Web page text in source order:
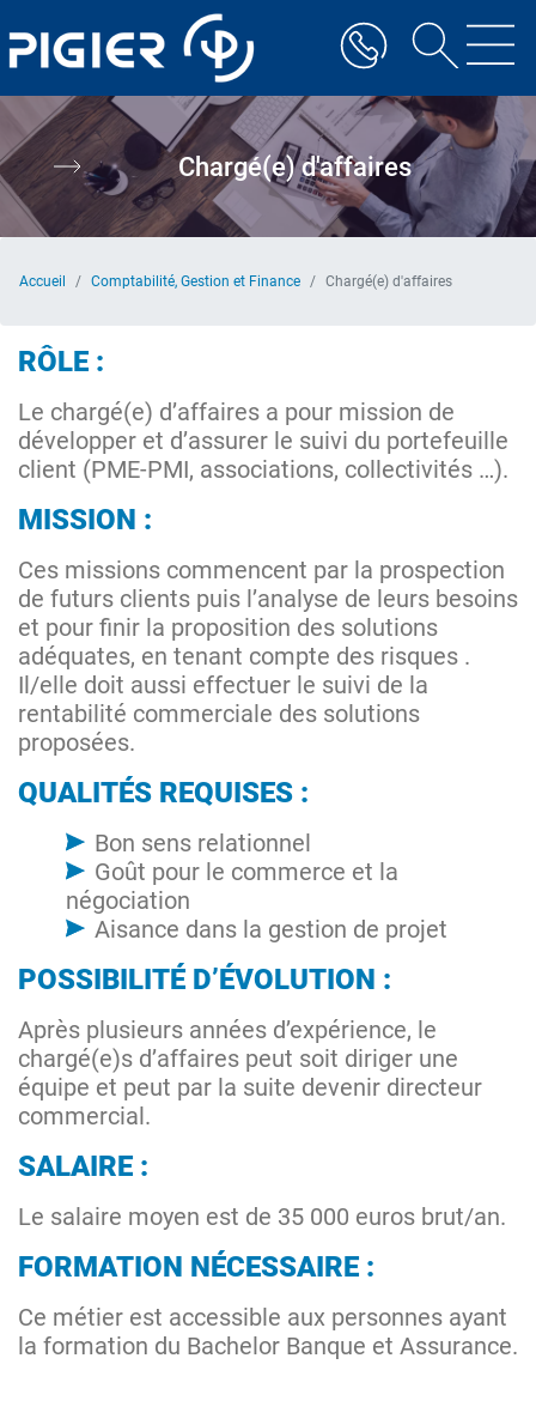
au
contenu
Chargé(e) d'affaires
Accueil Comptabilité, Gestion et Finance Chargé(e) d'affaires
RÔLE :
Le chargé(e) d’affaires a pour mission de
développer et d’assurer le suivi du portefeuille
client (PME-PMI, associations, collectivités …).
MISSION :
Ces missions commencent par la prospection
de futurs clients puis l’analyse de leurs besoins
et pour finir la proposition des solutions
adéquates, en tenant compte des risques .
Il/elle doit aussi effectuer le suivi de la
rentabilité commerciale des solutions
proposées.
QUALITÉS REQUISES :
Bon sens relationnel
Goût pour le commerce et la
négociation
Aisance dans la gestion de projet
POSSIBILITÉ D’ÉVOLUTION :
Après plusieurs années d’expérience, le
chargé(e)s d’affaires peut soit diriger une
équipe et peut par la suite devenir directeur
commercial.
SALAIRE :
Le salaire moyen est de 35 000 euros brut/an.
FORMATION NÉCESSAIRE :
Ce métier est accessible aux personnes ayant
la formation du Bachelor Banque et Assurance.